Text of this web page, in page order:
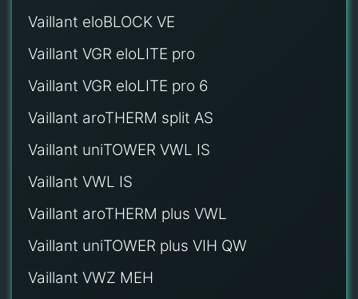
Vaillant eloBLOCK VE
Vaillant VGR eloLITE pro
Vaillant VGR eloLITE pro 6
Vaillant aroTHERM split AS
Vaillant uniTOWER VWL IS
Vaillant VWL IS
Vaillant aroTHERM plus VWL
Vaillant uniTOWER plus VIH QW
Vaillant VWZ MEH